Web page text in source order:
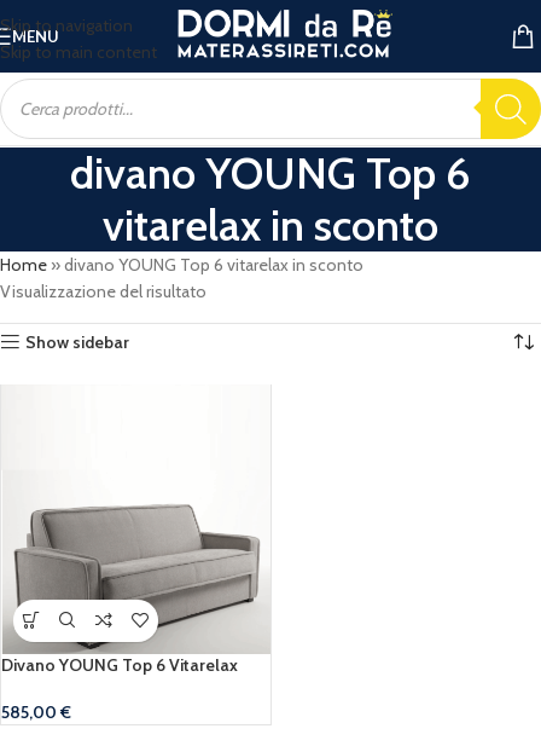
Skip to navigation
Skip to main content
MENU
divano YOUNG Top 6
vitarelax in sconto
Home »divano YOUNG Top 6 vitarelax in sconto
Visualizzazione del risultato
Show sidebar
Divano YOUNG Top 6 Vitarelax
585,00€